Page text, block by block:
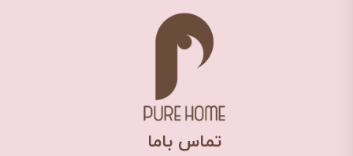
​تماس باما